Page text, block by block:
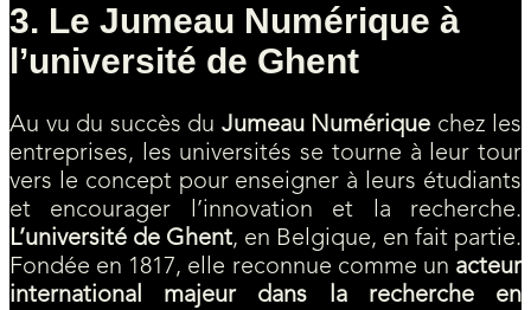
3. Le Jumeau Numérique à
l’université de Ghent
Au vu du succès du Jumeau Numérique chez les
entreprises, les universités se tourne à leur tour
vers le concept pour enseigner à leurs étudiants
et encourager l’innovation et la recherche.
L’université de Ghent, en Belgique, en fait partie.
Fondée en 1817, elle reconnue comme un acteur
international majeur dans la recherche en